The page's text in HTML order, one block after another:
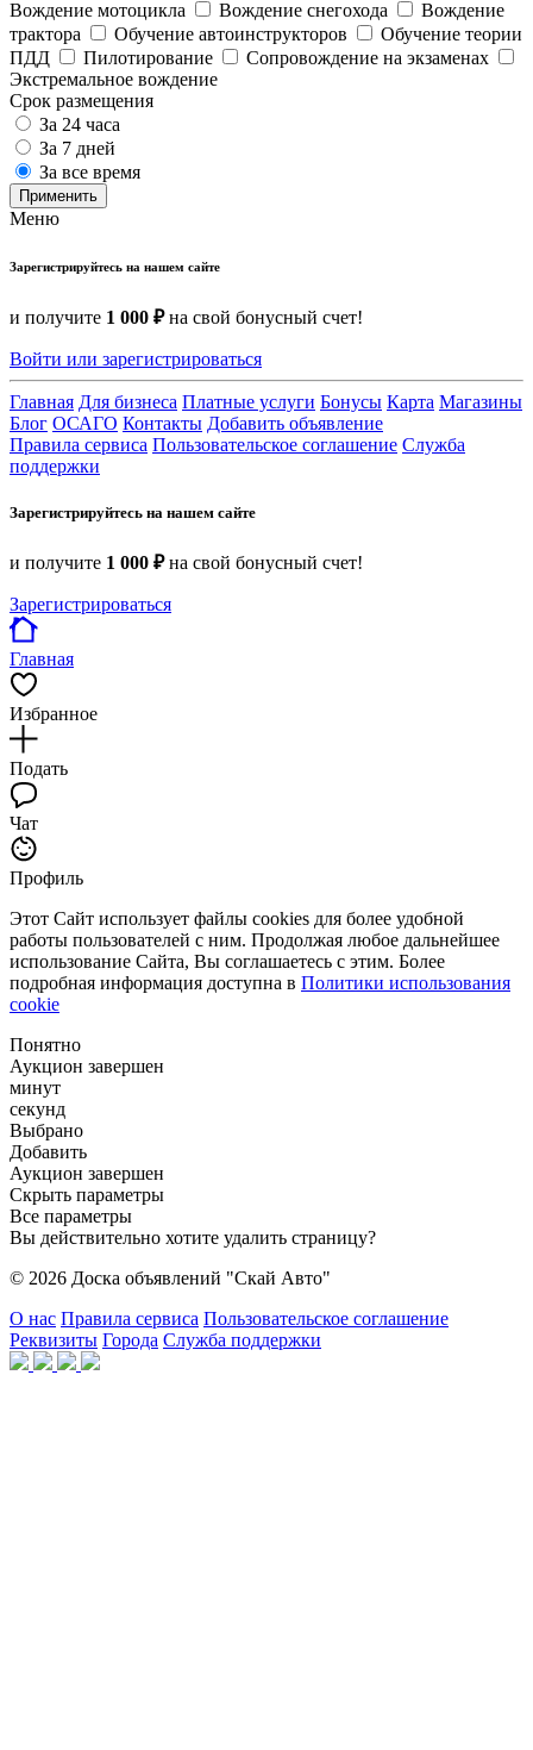
Вождение мотоцикла Вождение снегохода
Вождение
трактора
Обучение автоинструкторов
Обучение теории
ПДД
Пилотирование
Сопровождение на экзаменах
Экстремальное вождение
Срок размещения
За 24 часа
За 7 дней
За все время
Применить
Меню
Зарегистрируйтесь на нашем сайте
и получите 1 000 ₽на свой бонусный счет!
Войти или зарегистрироваться
Главная Для бизнеса Платные услуги Бонусы Карта Магазины
Блог ОСАГО Контакты Добавить объявление
Правила сервиса Пользовательское соглашение Служба
поддержки
Зарегистрируйтесь на нашем сайте
и получите 1 000 ₽на свой бонусный счет!
Зарегистрироваться
Главная
Избранное
Подать
Чат
Профиль
Этот Сайт использует файлы cookies для более удобной
работы пользователей с ним. Продолжая любое дальнейшее
использование Сайта, Вы соглашаетесь с этим. Более
подробная информация доступна в Политики использования
cookie
Понятно
Аукцион завершен
минут
секунд
Выбрано
Добавить
Аукцион завершен
Скрыть параметры
Все параметры
Вы действительно хотите удалить страницу?
© 2026 Доска объявлений "Скай Авто"
О нас Правила сервиса Пользовательское соглашение
Реквизиты Города Служба поддержки